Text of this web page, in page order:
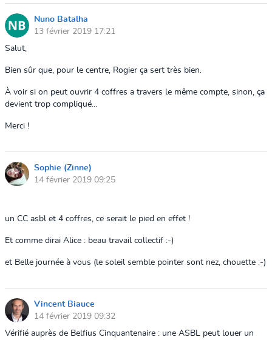
Nuno Batalha
13 février 2019 17:21
Salut,
Bien sûr que, pour le centre, Rogier ça sert très bien.
À voir si on peut ouvrir 4 coffres a travers le même compte, sinon, ça
devient trop compliqué...
Merci !
Sophie (Zinne)
14 février 2019 09:25
un CC asbl et 4 coffres, ce serait le pied en effet !
Et comme dirai Alice : beau travail collectif :-)
et Belle journée à vous (le soleil semble pointer sont nez, chouette :-)
Vincent Biauce
14 février 2019 09:32
Vérifié auprès de Belfius Cinquantenaire : une ASBL peut louer un